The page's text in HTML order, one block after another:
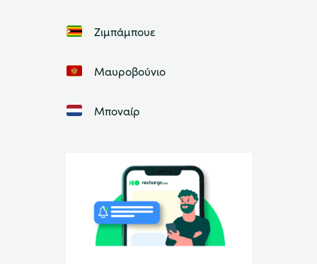
Ζιμπάμπουε
Μαυροβούνιο
Μποναίρ